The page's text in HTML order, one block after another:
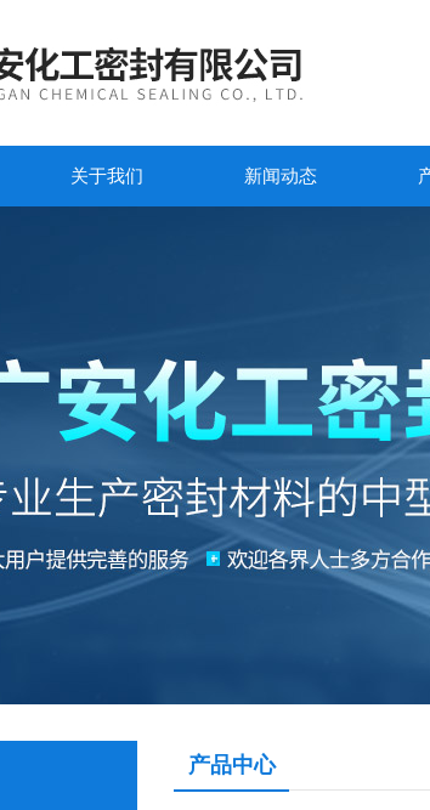
关于我们 新闻动态
产品中心